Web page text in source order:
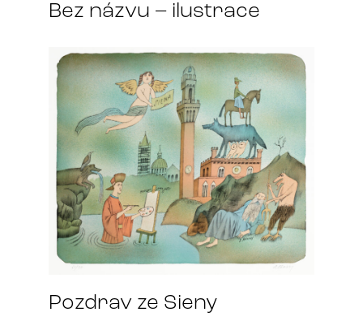
Bez názvu – ilustrace
Pozdrav ze Sieny